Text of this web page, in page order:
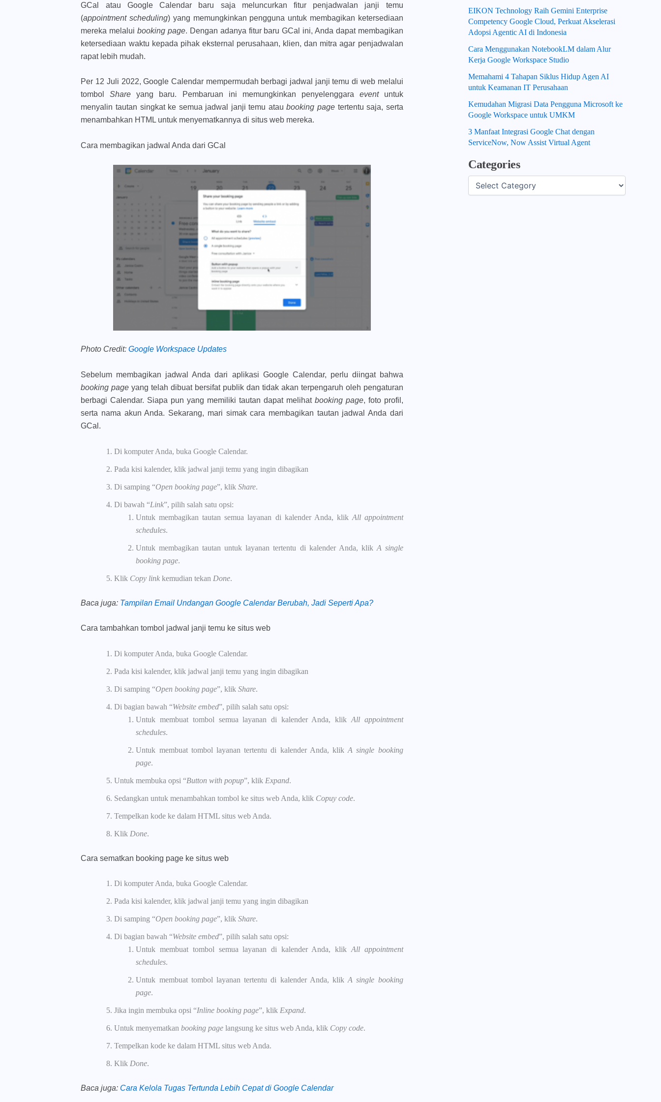
GCal atau Google Calendar baru saja meluncurkan fitur penjadwalan janji temu
(appointment scheduling) yang memungkinkan pengguna untuk membagikan ketersediaan
mereka melaluibooking page. Dengan adanya fitur baru GCal ini, Anda dapat membagikan
ketersediaan waktu kepada pihak eksternal perusahaan, klien, dan mitra agar penjadwalan
rapat lebih mudah.
Per 12 Juli 2022, Google Calendar mempermudah berbagi jadwal janji temu di web melalui
tombolShare yang baru. Pembaruan ini memungkinkan penyelenggara eventuntuk
menyalin tautan singkat ke semua jadwal janji temu ataubooking pagetertentu saja, serta
menambahkan HTML untuk menyematkannya di situs web mereka.
Cara membagikan jadwal Anda dari GCal
Photo Credit: Google Workspace Updates
Sebelum membagikan jadwal Anda dari aplikasi Google Calendar, perlu diingat bahwa
booking pageyang telah dibuat bersifat publik dan tidak akan terpengaruh oleh pengaturan
berbagi Calendar. Siapa pun yang memiliki tautan dapat melihat booking page, foto profil,
serta nama akun Anda. Sekarang, mari simak cara membagikan tautan jadwal Anda dari
GCal.
Di komputer Anda, buka Google Calendar.
Pada kisi kalender, klik jadwal janji temu yang ingin dibagikan
Di samping “Open booking page”, klikShare.
Di bawah “Link”, pilih salah satu opsi:
Untuk membagikan tautan semua layanan di kalender Anda, klik All appointment
schedules.
Untuk membagikan tautan untuk layanan tertentu di kalender Anda, klik A single
booking page.
Klik Copy linkkemudian tekan Done.
Baca juga: Tampilan Email Undangan Google Calendar Berubah, Jadi Seperti Apa?
Cara tambahkan tombol jadwal janji temu ke situs web
Di komputer Anda, buka Google Calendar.
Pada kisi kalender, klik jadwal janji temu yang ingin dibagikan
Di samping “Open booking page”, klikShare.
Di bagian bawah “Website embed”, pilih salah satu opsi:
Untuk membuat tombol semua layanan di kalender Anda, klik All appointment
schedules.
Untuk membuat tombol layanan tertentu di kalender Anda, klikA single booking
page.
Untuk membuka opsi “Button with popup”, klik Expand.
Sedangkan untuk menambahkan tombol ke situs web Anda, klik Copuy code.
Tempelkan kode ke dalam HTML situs web Anda.
Klik Done.
Cara sematkan booking page ke situs web
Di komputer Anda, buka Google Calendar.
Pada kisi kalender, klik jadwal janji temu yang ingin dibagikan
Di samping “Open booking page”, klikShare.
Di bagian bawah “Website embed”, pilih salah satu opsi:
Untuk membuat tombol semua layanan di kalender Anda, klik All appointment
schedules.
Untuk membuat tombol layanan tertentu di kalender Anda, klikA single booking
page.
Jika ingin membuka opsi “Inline booking page”, klik Expand.
Untuk menyematkanbooking page langsung ke situs web Anda, klik Copy code.
Tempelkan kode ke dalam HTML situs web Anda.
Klik Done.
Baca juga: Cara Kelola Tugas Tertunda Lebih Cepat di Google Calendar
EIKON Technology Raih Gemini Enterprise
Competency Google Cloud, Perkuat Akselerasi
Adopsi Agentic AI di Indonesia
Cara Menggunakan NotebookLM dalam Alur
Kerja Google Workspace Studio
Memahami 4 Tahapan Siklus Hidup Agen AI
untuk Keamanan IT Perusahaan
Kemudahan Migrasi Data Pengguna Microsoft ke
Google Workspace untuk UMKM
3 Manfaat Integrasi Google Chat dengan
ServiceNow, Now Assist Virtual Agent
Categories